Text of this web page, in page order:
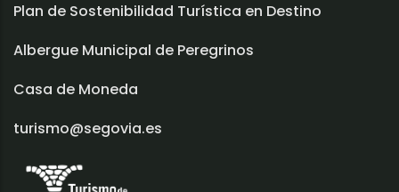
Plan de Sostenibilidad Turística en Destino
Albergue Municipal de Peregrinos
Casa de Moneda
turismo@segovia.es